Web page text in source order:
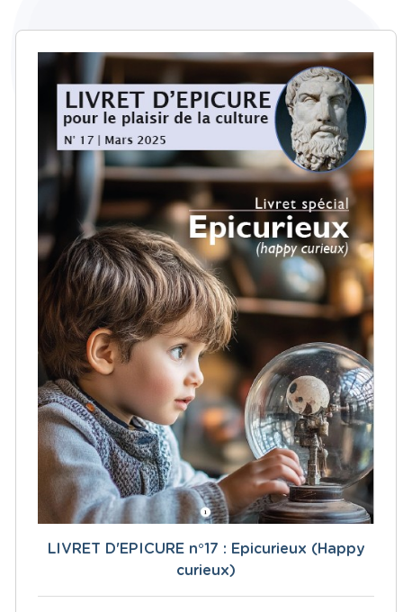
LIVRET D'EPICURE n°17 : Epicurieux (Happy
curieux)